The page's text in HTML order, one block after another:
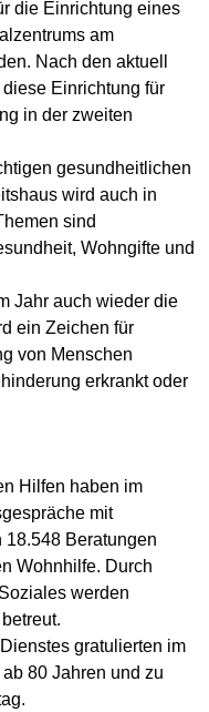
die Einrichtung eines
am
Nach den aktuell
Einrichtung für
in der zweiten
gesundheitlichen
wird auch in
sind
Wohngifte und
Jahr auch wieder die
ein Zeichen für
von Menschen
erkrankt oder
Hilfen haben im
mit
18.548 Beratungen
Wohnhilfe. Durch
werden
gratulierten im
80 Jahren und zu